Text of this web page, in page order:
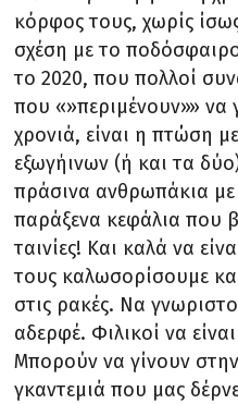
κόρφος τους, χωρίς
σχέση με το
το 2020, που πολλοί
που «»περιμένουν»» να
χρονιά, είναι η πτώση
εξωγήινων (ή και τα
πράσινα ανθρωπάκια
παράξενα κεφάλια που
ταινίες! Και καλά να
τους καλωσορίσουμε
στις ρακές. Να
αδερφέ. Φιλικοί να
Μπορούν να γίνουν
γκαντεμιά που μας